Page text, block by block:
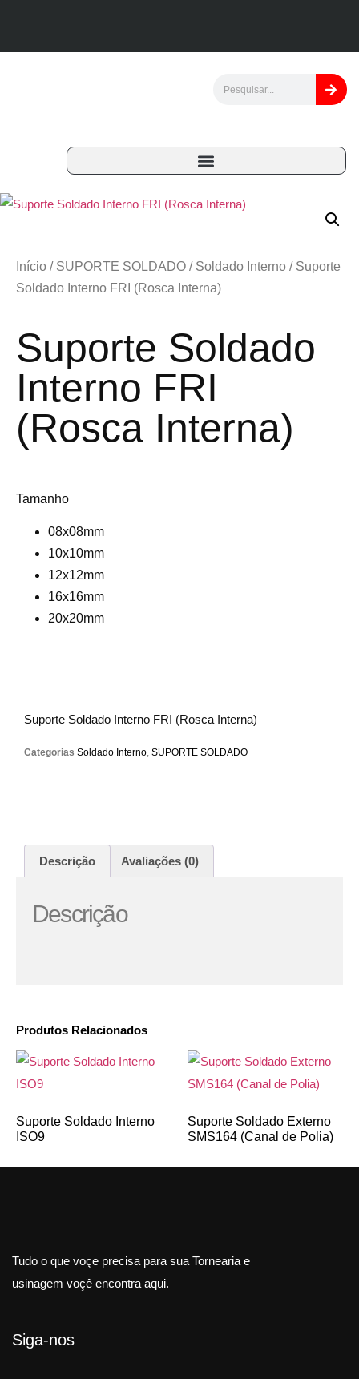
Início / SUPORTE SOLDADO / Soldado Interno / Suporte
Soldado Interno FRI (Rosca Interna)
Suporte Soldado
Interno FRI
(Rosca Interna)
Tamanho
08x08mm
10x10mm
12x12mm
16x16mm
20x20mm
Produtos Relacionados
Suporte Soldado Interno
ISO9
Suporte Soldado Externo
SMS164 (Canal de Polia)
Suporte Soldado Interno FRI (Rosca Interna)
Categorias Soldado Interno SUPORTE SOLDADO
Descrição Avaliações (0)
Descrição
Tudo o que voçe precisa para sua Tornearia e
usinagem voçê encontra aqui.
Siga-nos